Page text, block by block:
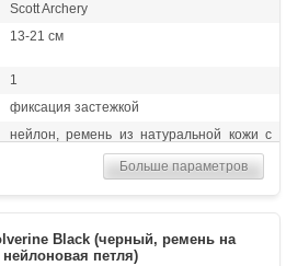
Scott Archery
13-21 см
1
фиксация застежкой
нейлон, ремень из натуральной кожи с
мембраной на внутренней стороне
возможность бесступенчатой
регулировки длины ленты, регулируемая
чувствительность
Больше параметров
Black (черный, ремень на
петля)